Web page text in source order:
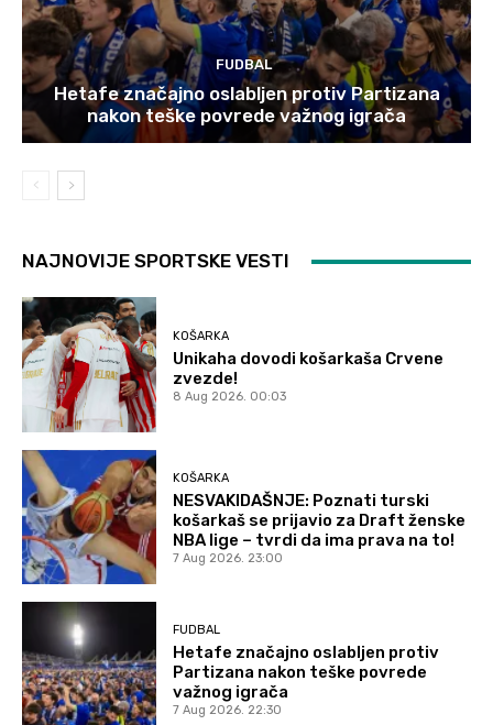
FUDBAL
Hetafe značajno oslabljen protiv Partizana
nakon teške povrede važnog igrača
NAJNOVIJE SPORTSKE VESTI
KOŠARKA
Unikaha dovodi košarkaša Crvene
zvezde!
8 Aug 2026. 00:03
KOŠARKA
NESVAKIDAŠNJE: Poznati turski
košarkaš se prijavio za Draft ženske
NBA lige – tvrdi da ima prava na to!
7 Aug 2026. 23:00
FUDBAL
Hetafe značajno oslabljen protiv
Partizana nakon teške povrede
važnog igrača
7 Aug 2026. 22:30